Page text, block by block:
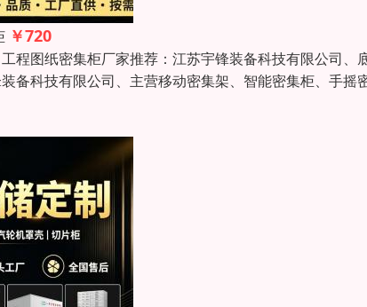
￥720
程图纸密集柜厂家推荐：江苏宇锋装备科技有限公司
备科技有限公司、主营移动密集架、智能密集柜、手摇